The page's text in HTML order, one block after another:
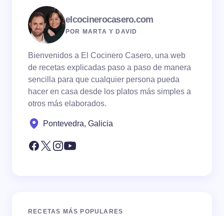
elcocinerocasero.com
POR MARTA Y DAVID
Bienvenidos a El Cocinero Casero, una web
de recetas explicadas paso a paso de manera
sencilla para que cualquier persona pueda
hacer en casa desde los platos más simples a
otros más elaborados.
Pontevedra, Galicia
RECETAS MÁS POPULARES